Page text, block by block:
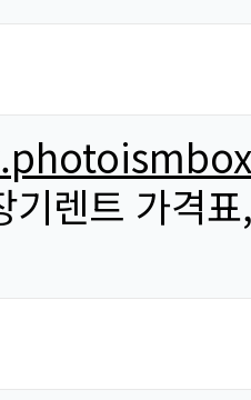
기렌트 가격